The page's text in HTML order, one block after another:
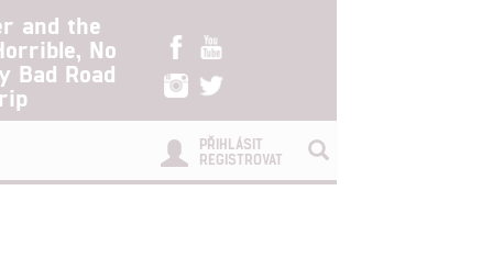
and the
No
Bad Road
PŘIHLÁSIT
REGISTROVAT